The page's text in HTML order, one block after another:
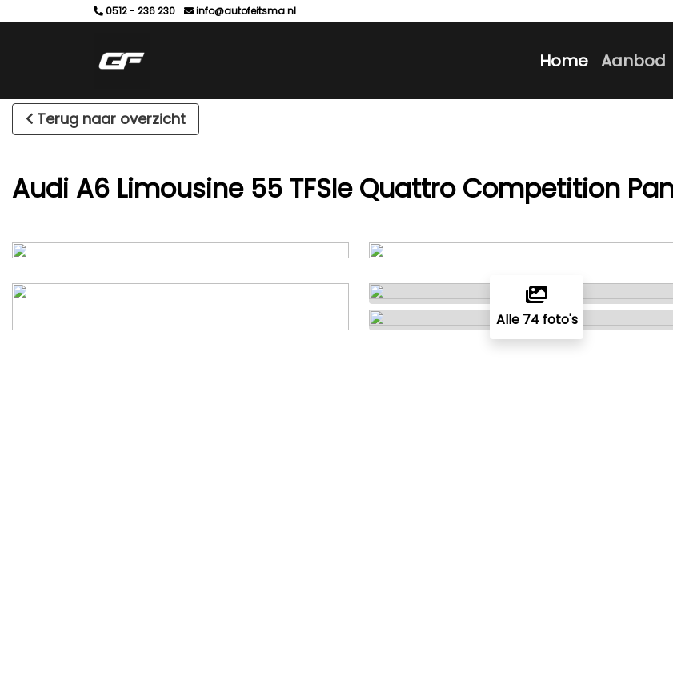
0512 - 236 230 info@autofeitsma.nl
Home Aanbod
Terug naar overzicht
Audi A6 Limousine 55 TFSIe Quattro Competition
Alle 74 foto's